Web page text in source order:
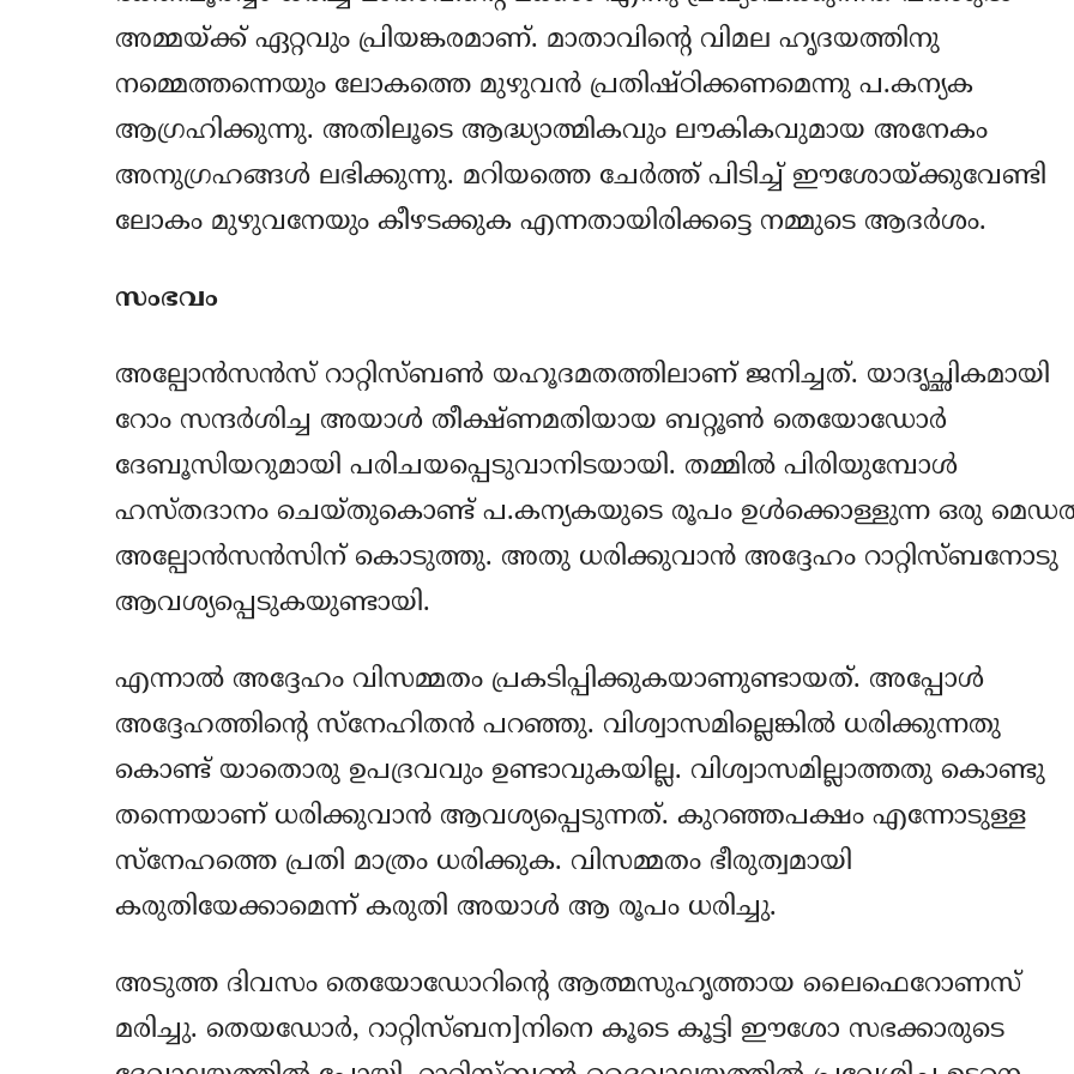
അമ്മയ്ക്ക് ഏറ്റവും പ്രിയങ്കരമാണ്. മാതാവിന്‍റെ വിമല ഹൃദയത്തിനു
നമ്മെത്തന്നെയും ലോകത്തെ മുഴുവന്‍ പ്രതിഷ്ഠിക്കണമെന്നു പ.കന്യക
ആഗ്രഹിക്കുന്നു. അതിലൂടെ ആദ്ധ്യാത്മികവും ലൗകികവുമായ അനേകം
അനുഗ്രഹങ്ങള്‍ ലഭിക്കുന്നു. മറിയത്തെ ചേര്‍ത്ത് പിടിച്ച് ഈശോയ്ക്കുവേണ്ടി
ലോകം മുഴുവനേയും കീഴടക്കുക എന്നതായിരിക്കട്ടെ നമ്മുടെ ആദര്‍ശം.
സംഭവം
അല്പോന്‍സന്‍സ് റാറ്റിസ്ബണ്‍ യഹൂദമതത്തിലാണ് ജനിച്ചത്. യാദൃച്ഛികമായി
റോം സന്ദര്‍ശിച്ച അയാള്‍ തീക്ഷ്ണമതിയായ ബറ്റൂണ്‍ തെയോഡോര്‍
ദേബൂസിയറുമായി പരിചയപ്പെടുവാനിടയായി. തമ്മില്‍ പിരിയുമ്പോള്‍
ഹസ്തദാനം ചെയ്തുകൊണ്ട് പ.കന്യകയുടെ രൂപം ഉള്‍ക്കൊള്ളുന്ന ഒരു
അല്പോന്‍സന്‍സിന് കൊടുത്തു. അതു ധരിക്കുവാന്‍ അദ്ദേഹം റാറ്റിസ്ബനോടു
ആവശ്യപ്പെടുകയുണ്ടായി.
എന്നാല്‍ അദ്ദേഹം വിസമ്മതം പ്രകടിപ്പിക്കുകയാണുണ്ടായത്. അപ്പോള്‍
അദ്ദേഹത്തിന്‍റെ സ്നേഹിതന്‍ പറഞ്ഞു. വിശ്വാസമില്ലെങ്കില്‍ ധരിക്കുന്നതു
കൊണ്ട് യാതൊരു ഉപദ്രവവും ഉണ്ടാവുകയില്ല. വിശ്വാസമില്ലാത്തതു കൊണ്ടു
തന്നെയാണ് ധരിക്കുവാന്‍ ആവശ്യപ്പെടുന്നത്. കുറഞ്ഞപക്ഷം എന്നോടുള്ള
സ്നേഹത്തെ പ്രതി മാത്രം ധരിക്കുക. വിസമ്മതം ഭീരുത്വമായി
കരുതിയേക്കാമെന്ന് കരുതി അയാള്‍ ആ രൂപം ധരിച്ചു.
അടുത്ത ദിവസം തെയോഡോറിന്‍റെ ആത്മസുഹൃത്തായ ലൈഫെറോണസ്
മരിച്ചു. തെയഡോര്‍, റാറ്റിസ്ബന]നിനെ കൂടെ കൂട്ടി ഈശോ സഭക്കാരുടെ